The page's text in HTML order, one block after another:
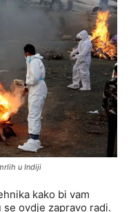
u Indiji
kako bi vam
ovdje zapravo radi.